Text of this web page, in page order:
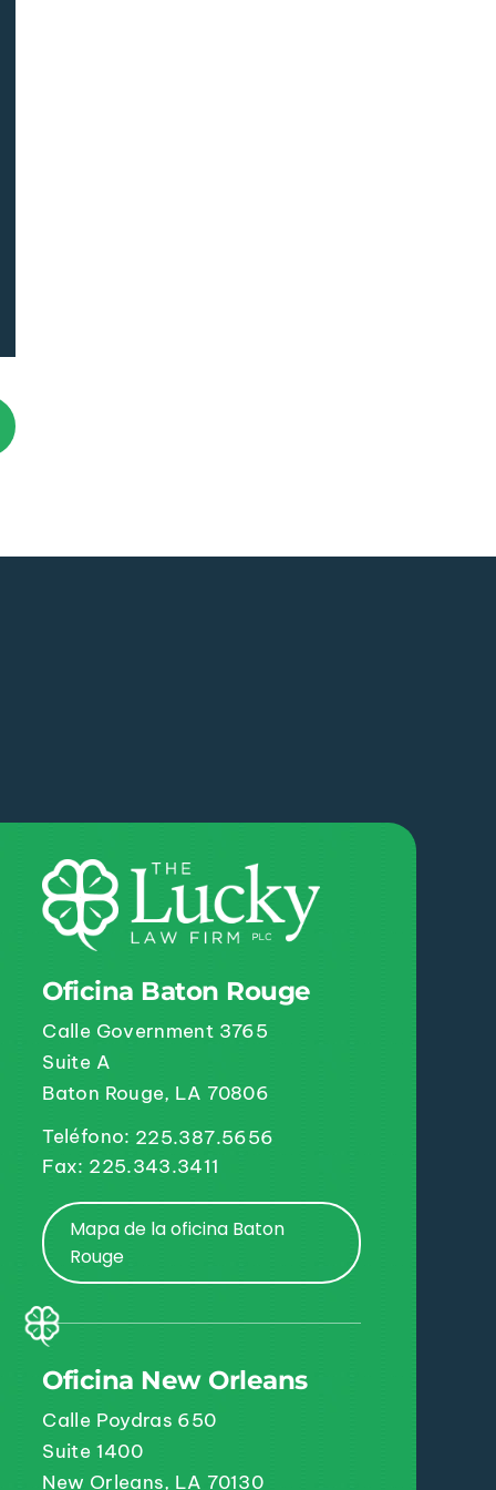
Oficina Baton Rouge
Calle Government 3765
Suite A
Baton Rouge, LA 70806
Teléfono: 225.387.5656
Fax: 225.343.3411
Mapa de la oficina Baton
Rouge
Oficina New Orleans
Calle Poydras 650
Suite 1400
New Orleans, LA 70130